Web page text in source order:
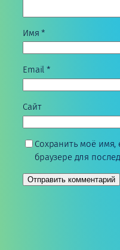
Имя*
Email*
Сайт
Сохранить моё имя,
браузере для